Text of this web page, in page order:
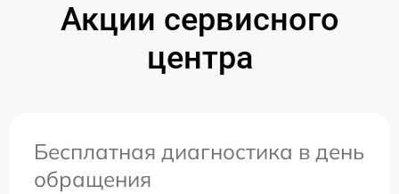
Акции сервисного
центра
Бесплатная диагностика в день
обращения